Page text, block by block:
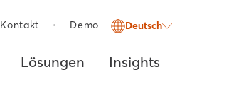
Kontakt Demo Deutsch
Lösungen Insights